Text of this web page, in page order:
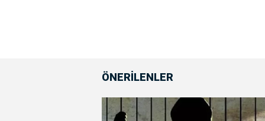
ÖNERİLENLER